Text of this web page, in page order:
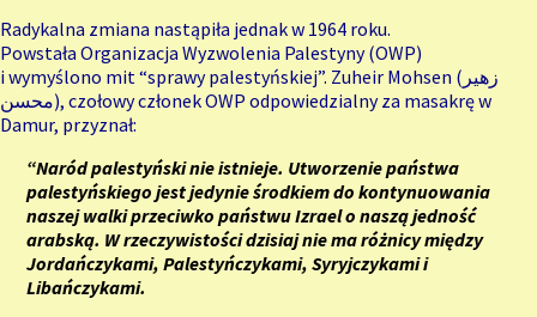
Radykalna zmiana nastąpiła jednak w 1964 roku.
Powstała Organizacja Wyzwolenia Palestyny (OWP)
iwymyślono mit “sprawy palestyńskiej”. Zuheir Mohsen (زهير
محسن), czołowy członek OWP odpowiedzialny za masakrę w
Damur, przyznał:
“Naród palestyński nie istnieje. Utworzenie państwa
palestyńskiego jest jedynie środkiem do kontynuowania
naszej walki przeciwko państwu Izrael o naszą jedność
arabską. W rzeczywistości dzisiaj nie ma różnicy między
Jordańczykami, Palestyńczykami, Syryjczykami i
Libańczykami.